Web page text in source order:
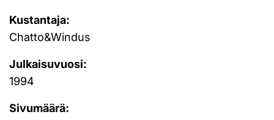
Kustantaja:
Chatto&Windus
Julkaisuvuosi:
1994
Sivumäärä: